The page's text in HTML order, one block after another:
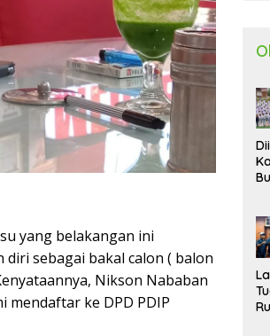
yang belakangan ini
sebagai bakal calon ( balon
Nikson Nababan
mendaftar ke DPD PDIP